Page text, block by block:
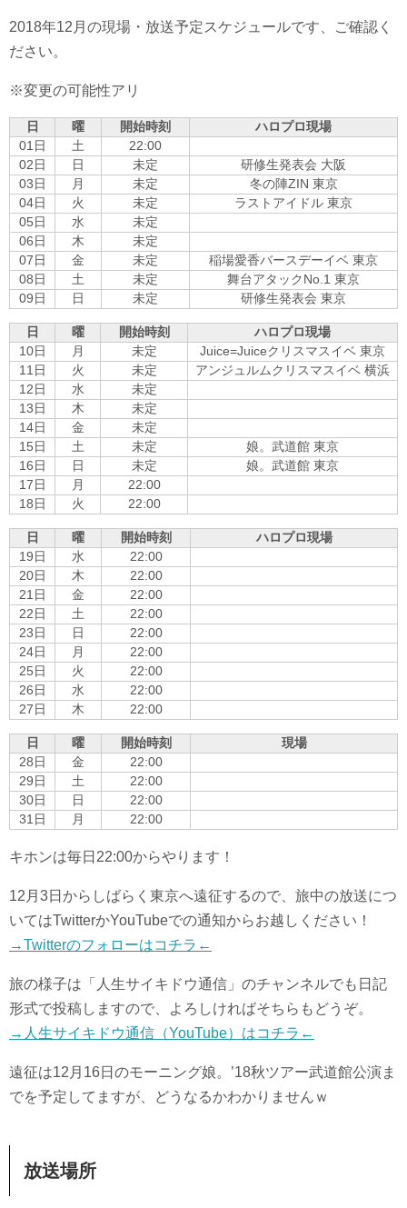
2018年12月の現場・放送予定スケジュールです、ご確認く
ださい。
※変更の可能性アリ
日 曜 開始時刻
ハロプロ現場
01日
土
22:00
02日
日 未定
研修生発表会 大阪
03日
月 未定
冬の陣ZIN 東京
04日
火 未定
ラストアイドル 東京
05日
水
未定
06日
木
未定
07日
金 未定
稲場愛香バースデーイベ 東京
08日
土 未定
舞台アタックNo.1 東京
09日
日 未定 研修生発表会 東京
日 曜 開始時刻
ハロプロ現場
10日
月 未定
Juice=Juiceクリスマスイベ 東京
11日
火 未定
アンジュルムクリスマスイベ 横浜
12日
水
未定
13日
木
未定
14日
金
未定
15日
土 未定
娘。武道館 東京
16日
日 未定
娘。武道館 東京
17日
月
22:00
18日
火 22:00
日 曜 開始時刻
ハロプロ現場
19日
水
22:00
20日
木
22:00
21日
金
22:00
22日
土
22:00
23日
日
22:00
24日
月
22:00
25日
火
22:00
26日
水
22:00
27日
木 22:00
日 曜 開始時刻
現場
28日
金
22:00
29日
土
22:00
30日
日
22:00
31日
月 22:00
キホンは毎日22:00からやります！
12月3日からしばらく東京へ遠征するので、旅中の放送につ
いてはTwitterかYouTubeでの通知からお越しください！
→Twitterのフォローはコチラ←
旅の様子は「人生サイキドウ通信」のチャンネルでも日記
形式で投稿しますので、よろしければそちらもどうぞ。
→人生サイキドウ通信（YouTube）はコチラ←
遠征は12月16日のモーニング娘。’18秋ツアー武道館公演ま
でを予定してますが、どうなるかわかりませんｗ
放送場所